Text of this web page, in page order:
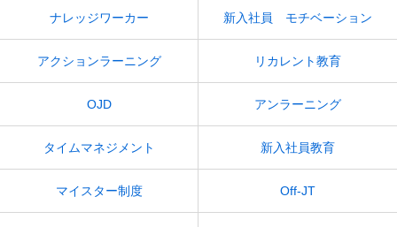
ナレッジワーカー 新入社員 モチベーション
アクションラーニング リカレント教育
OJD アンラーニング
タイムマネジメント 新入社員教育
マイスター制度 Off-JT